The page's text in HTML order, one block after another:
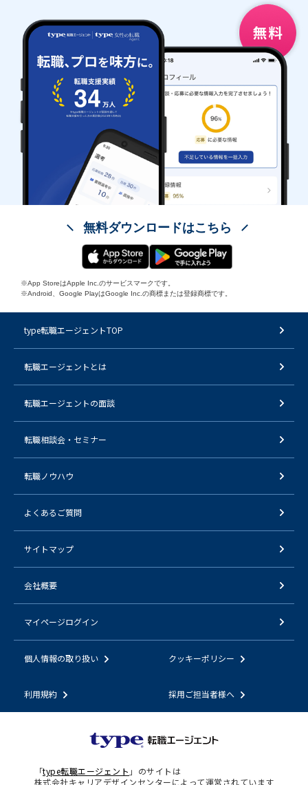
無料ダウンロードはこちら
※App StoreはApple Inc.のサービスマークです。
※Android、Google PlayはGoogle Inc.の商標または登録商標です。
type転職エージェントTOP
転職エージェントとは
転職エージェントの面談
転職相談会・セミナー
転職ノウハウ
よくあるご質問
サイトマップ
会社概要
マイページログイン
個人情報の取り扱い クッキーポリシー
利用規約 採用ご担当者様へ
「type転職エージェント 」のサイトは
株式会社キャリアデザインセンターによって運営されています